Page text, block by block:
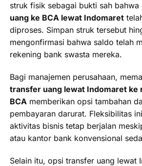
struk fisik sebagai bukti sah bahwa
uang ke BCA lewat Indomaret
diproses. Simpan struk tersebut
mengonfirmasi bahwa saldo telah
rekening bank swasta mereka.
Bagi manajemen perusahaan,
transfer uang lewat Indomaret ke
BCA memberikan opsi tambahan
pembayaran darurat. Fleksibilitas
aktivitas bisnis tetap berjalan
atau kantor bank konvensional
Selain itu, opsi transfer uang lewat